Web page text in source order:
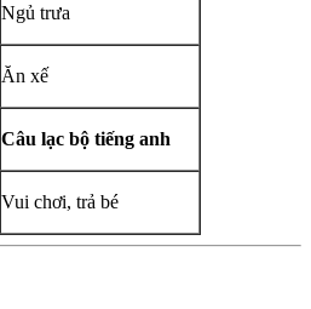
Ngủ trưa
Ăn xế
Câu lạc bộ tiếng anh
Vui chơi, trả bé